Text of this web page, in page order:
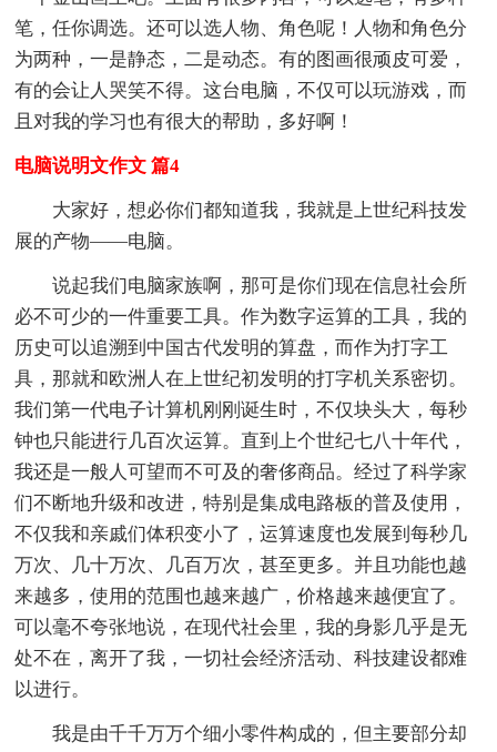
笔，任你调选。还可以选人物、角色呢！人物和角色分
为两种，一是静态，二是动态。有的图画很顽皮可爱，
有的会让人哭笑不得。这台电脑，不仅可以玩游戏，而
且对我的学习也有很大的帮助，多好啊！
电脑说明文作文 篇4
大家好，想必你们都知道我，我就是上世纪科技发
展的产物——电脑。
说起我们电脑家族啊，那可是你们现在信息社会所
必不可少的一件重要工具。作为数字运算的工具，我的
历史可以追溯到中国古代发明的算盘，而作为打字工
具，那就和欧洲人在上世纪初发明的打字机关系密切。
我们第一代电子计算机刚刚诞生时，不仅块头大，每秒
钟也只能进行几百次运算。直到上个世纪七八十年代，
我还是一般人可望而不可及的奢侈商品。经过了科学家
们不断地升级和改进，特别是集成电路板的普及使用，
不仅我和亲戚们体积变小了，运算速度也发展到每秒几
万次、几十万次、几百万次，甚至更多。并且功能也越
来越多，使用的范围也越来越广，价格越来越便宜了。
可以毫不夸张地说，在现代社会里，我的身影几乎是无
处不在，离开了我，一切社会经济活动、科技建设都难
以进行。
我是由千千万万个细小零件构成的，但主要部分却